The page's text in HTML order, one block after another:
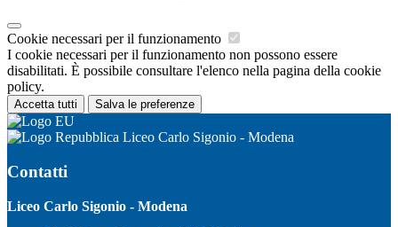
Cookie necessari per il funzionamento
I cookie necessari per il funzionamento non possono essere
disabilitati. È possibile consultare l'elenco nella pagina della cookie
policy.
Accetta tutti Salva le preferenze
Liceo Carlo Sigonio - Modena
Contatti
Liceo Carlo Sigonio - Modena